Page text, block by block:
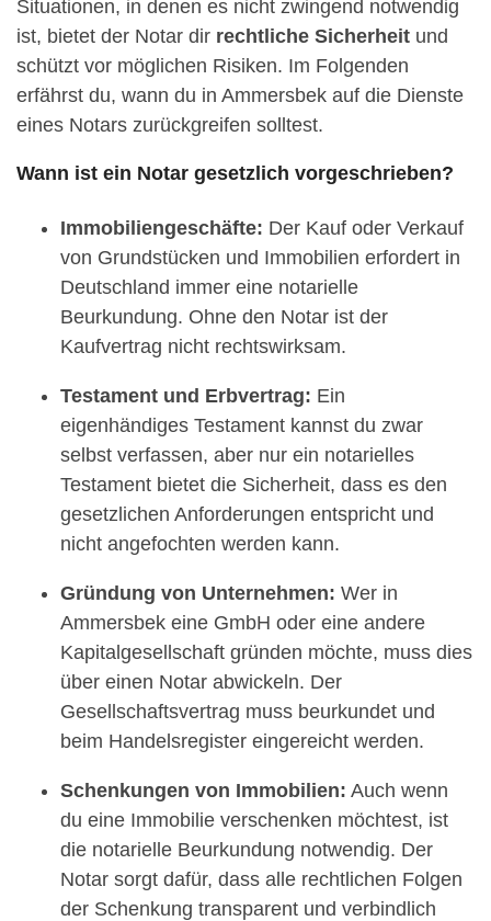
Situationen, in denen es nicht zwingend notwendig
ist, bietet der Notar dir rechtliche Sicherheit und
schützt vor möglichen Risiken. Im Folgenden
erfährst du, wann du in Ammersbek auf die Dienste
eines Notars zurückgreifen solltest.
Wann ist ein Notar gesetzlich vorgeschrieben?
Immobiliengeschäfte: Der Kauf oder Verkauf
von Grundstücken und Immobilien erfordert in
Deutschland immer eine notarielle
Beurkundung. Ohne den Notar ist der
Kaufvertrag nicht rechtswirksam.
Testament und Erbvertrag: Ein
eigenhändiges Testament kannst du zwar
selbst verfassen, aber nur ein notarielles
Testament bietet die Sicherheit, dass es den
gesetzlichen Anforderungen entspricht und
nicht angefochten werden kann.
Gründung von Unternehmen: Wer in
Ammersbek eine GmbH oder eine andere
Kapitalgesellschaft gründen möchte, muss dies
über einen Notar abwickeln. Der
Gesellschaftsvertrag muss beurkundet und
beim Handelsregister eingereicht werden.
Schenkungen von Immobilien: Auch wenn
du eine Immobilie verschenken möchtest, ist
die notarielle Beurkundung notwendig. Der
Notar sorgt dafür, dass alle rechtlichen Folgen
der Schenkung transparent und verbindlich